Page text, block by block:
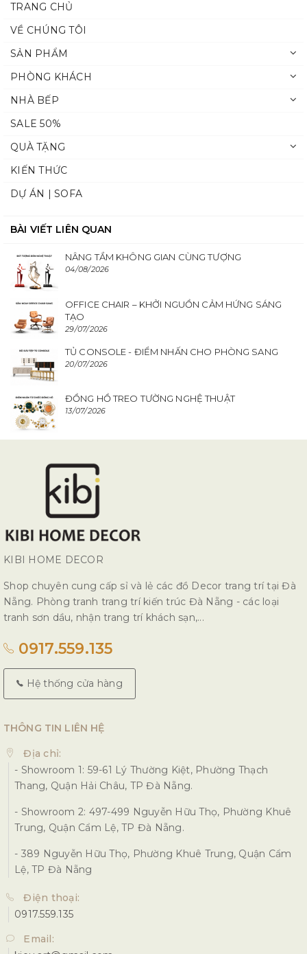
TRANG CHỦ
VỀ CHÚNG TÔI
SẢN PHẨM
PHÒNG KHÁCH
NHÀ BẾP
SALE 50%
QUÀ TẶNG
KIẾN THỨC
DỰ ÁN | SOFA
BÀI VIẾT LIÊN QUAN
NÂNG TẦM KHÔNG GIAN CÙNG TƯỢNG
04/08/2026
OFFICE CHAIR – KHỞI NGUỒN CẢM HỨNG SÁNG
TẠO
29/07/2026
TỦ CONSOLE - ĐIỂM NHẤN CHO PHÒNG SANG
20/07/2026
ĐỒNG HỒ TREO TƯỜNG NGHỆ THUẬT
13/07/2026
KIBI HOME DECOR
Shop chuyên cung cấp sỉ và lẻ các đồ Decor trang trí tại Đà
Nẵng. Phòng tranh trang trí kiến trúc Đà Nẵng - các loại
tranh sơn dầu, nhận trang trí khách sạn,...
0917.559.135
Hệ thống cửa hàng
THÔNG TIN LIÊN HỆ
Địa chỉ:
- Showroom 1: 59-61 Lý Thường Kiệt, Phường Thạch
Thang, Quận Hải Châu, TP Đà Nẵng.
- Showroom 2: 497-499 Nguyễn Hữu Thọ, Phường Khuê
Trung, Quận Cẩm Lệ, TP Đà Nẵng.
- 389 Nguyễn Hữu Thọ, Phường Khuê Trung, Quận Cẩm
Lệ, TP Đà Nẵng
Điện thoại:
0917.559.135
Email: